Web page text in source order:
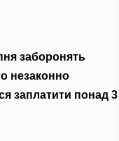
заборонять
незаконно
заплатити понад 3